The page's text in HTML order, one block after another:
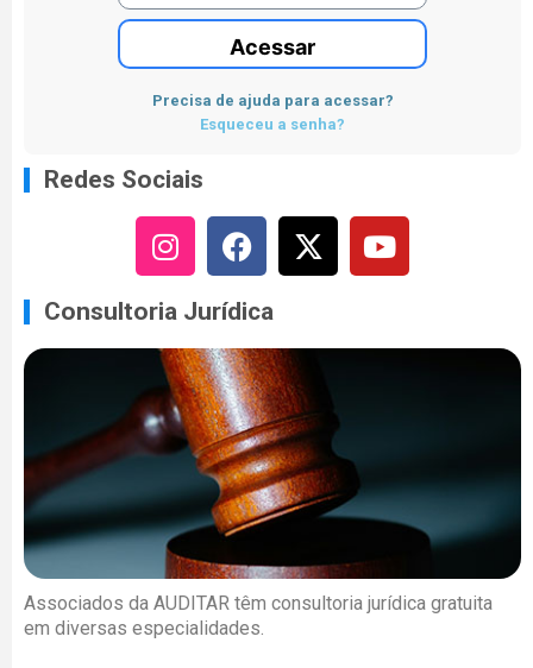
Acessar
Precisa de ajuda para acessar?
Esqueceu a senha?
Redes Sociais
Consultoria Jurídica
Associados da AUDITAR têm consultoria jurídica gratuita
em diversas especialidades.